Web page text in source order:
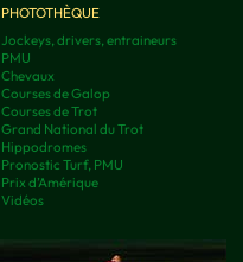
PHOTOTHÈQUE
Jockeys, drivers, entraineurs
PMU
Chevaux
Courses de Galop
Courses de Trot
Grand National du Trot
Hippodromes
Pronostic Turf, PMU
Prix d’Amérique
Vidéos